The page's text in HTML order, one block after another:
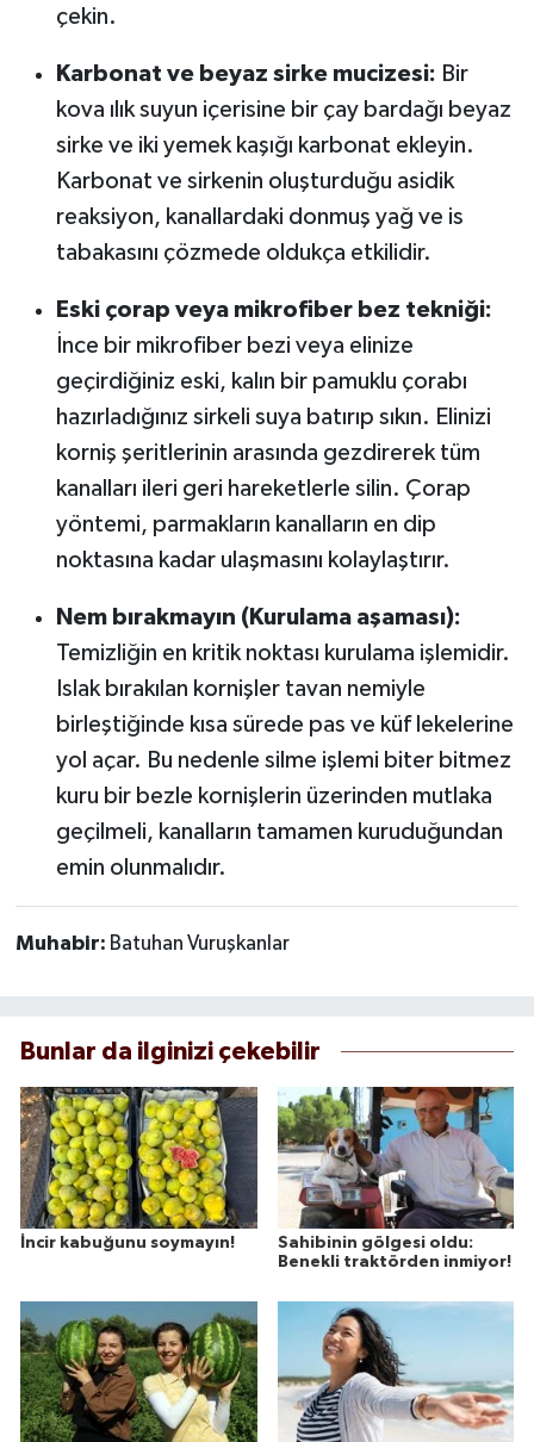
çekin.
Karbonat ve beyaz sirke mucizesi: Bir
kova ılık suyun içerisine bir çay bardağı beyaz
sirke ve iki yemek kaşığı karbonat ekleyin.
Karbonat ve sirkenin oluşturduğu asidik
reaksiyon, kanallardaki donmuş yağ ve is
tabakasını çözmede oldukça etkilidir.
Eski çorap veya mikrofiber bez tekniği:
İnce bir mikrofiber bezi veya elinize
geçirdiğiniz eski, kalın bir pamuklu çorabı
hazırladığınız sirkeli suya batırıp sıkın. Elinizi
korniş şeritlerinin arasında gezdirerek tüm
kanalları ileri geri hareketlerle silin. Çorap
yöntemi, parmakların kanalların en dip
noktasına kadar ulaşmasını kolaylaştırır.
Nem bırakmayın (Kurulama aşaması):
Temizliğin en kritik noktası kurulama işlemidir.
Islak bırakılan kornişler tavan nemiyle
birleştiğinde kısa sürede pas ve küf lekelerine
yol açar. Bu nedenle silme işlemi biter bitmez
kuru bir bezle kornişlerin üzerinden mutlaka
geçilmeli, kanalların tamamen kuruduğundan
emin olunmalıdır.
Muhabir: Batuhan Vuruşkanlar
Bunlar da ilginizi çekebilir
İncir kabuğunu soymayın!
Sahibinin gölgesi oldu:
Benekli traktörden inmiyor!